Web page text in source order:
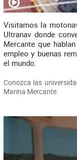
Visitamos la
Ultranav donde
Mercante que
empleo y buenas
el mundo.
Conozca las
Marina Mercante.